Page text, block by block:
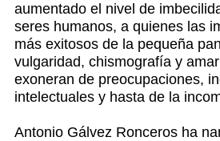
aumentado el nivel de
seres humanos, a quienes las
más exitosos de la pequeña
vulgaridad, chismografía y
exoneran de preocupaciones,
intelectuales y hasta de la
Antonio Gálvez Ronceros ha